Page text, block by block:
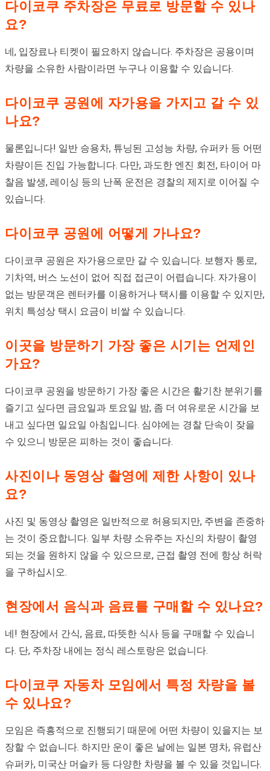
다이코쿠 주차장은 무료로 방문할 수 있나
요?
네, 입장료나 티켓이 필요하지 않습니다. 주차장은 공용이며
차량을 소유한 사람이라면 누구나 이용할 수 있습니다.
다이코쿠 공원에 자가용을 가지고 갈 수 있
나요?
물론입니다! 일반 승용차, 튜닝된 고성능 차량, 슈퍼카 등 어떤
차량이든 진입 가능합니다. 다만, 과도한 엔진 회전, 타이어 마
찰음 발생, 레이싱 등의 난폭 운전은 경찰의 제지로 이어질 수
있습니다.
다이코쿠 공원에 어떻게 가나요?
다이코쿠 공원은 자가용으로만 갈 수 있습니다. 보행자 통로,
기차역, 버스 노선이 없어 직접 접근이 어렵습니다. 자가용이
없는 방문객은 렌터카를 이용하거나 택시를 이용할 수 있지만,
위치 특성상 택시 요금이 비쌀 수 있습니다.
이곳을 방문하기 가장 좋은 시기는 언제인
가요?
다이코쿠 공원을 방문하기 가장 좋은 시간은 활기찬 분위기를
즐기고 싶다면 금요일과 토요일 밤, 좀 더 여유로운 시간을 보
내고 싶다면 일요일 아침입니다. 심야에는 경찰 단속이 잦을
수 있으니 방문은 피하는 것이 좋습니다.
사진이나 동영상 촬영에 제한 사항이 있나
요?
사진 및 동영상 촬영은 일반적으로 허용되지만, 주변을 존중하
는 것이 중요합니다. 일부 차량 소유주는 자신의 차량이 촬영
되는 것을 원하지 않을 수 있으므로, 근접 촬영 전에 항상 허락
을 구하십시오.
현장에서 음식과 음료를 구매할 수 있나요?
네! 현장에서 간식, 음료, 따뜻한 식사 등을 구매할 수 있습니
다. 단, 주차장 내에는 정식 레스토랑은 없습니다.
다이코쿠 자동차 모임에서 특정 차량을 볼
수 있나요?
모임은 즉흥적으로 진행되기 때문에 어떤 차량이 있을지는 보
장할 수 없습니다. 하지만 운이 좋은 날에는 일본 명차, 유럽산
슈퍼카, 미국산 머슬카 등 다양한 차량을 볼 수 있을 것입니다.